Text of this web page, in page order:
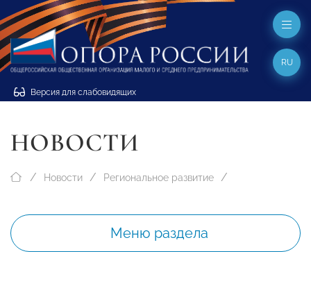
Версия для слабовидящих
RU
НОВОСТИ
Новости Региональное развитие
Меню раздела